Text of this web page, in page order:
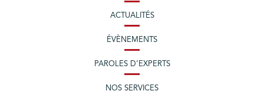
ACTUALITÉS
ÉVÈNEMENTS
PAROLES D’EXPERTS
NOS SERVICES